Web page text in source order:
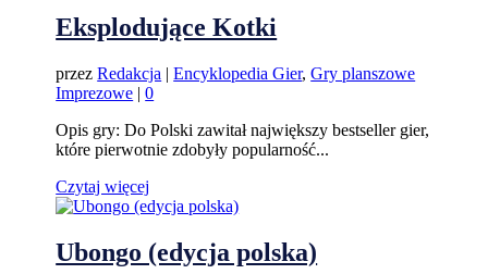
Eksplodujące Kotki
przezRedakcja |Encyklopedia Gier,Gry planszowe
Imprezowe |0
Opis gry: Do Polski zawitał największy bestseller gier,
które pierwotnie zdobyły popularność...
Czytaj więcej
Ubongo (edycja polska)